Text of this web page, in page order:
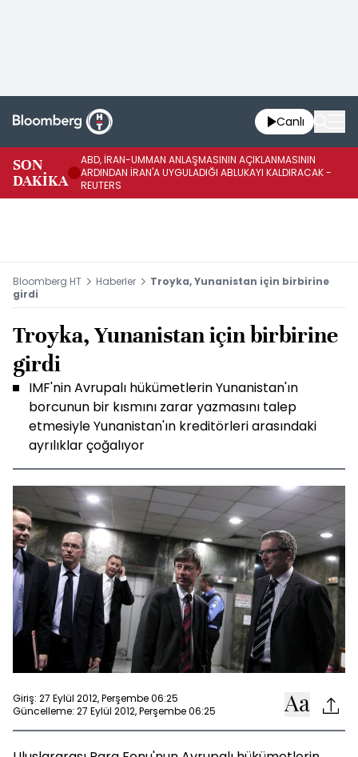
Canlı
SON
DAKİKA
ABD, İRAN-UMMAN ANLAŞMASININ AÇIKLANMASININ
ARDINDAN İRAN'A UYGULADIĞI ABLUKAYI KALDIRACAK -
REUTERS
Bloomberg HT Haberler
Troyka, Yunanistan için birbirine
girdi
Troyka, Yunanistan için birbirine
girdi
IMF'nin Avrupalı hükümetlerin Yunanistan'ın
borcunun bir kısmını zarar yazmasını talep
etmesiyle Yunanistan'ın kreditörleri arasındaki
ayrılıklar çoğalıyor
Giriş: 27 Eylül 2012, Perşembe 06:25
Güncelleme: 27 Eylül 2012, Perşembe 06:25